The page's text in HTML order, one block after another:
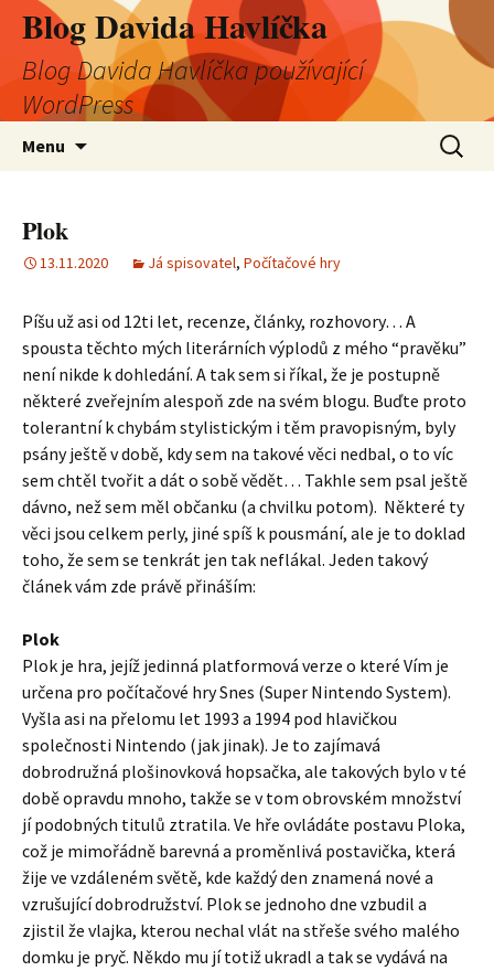
Blog Davida Havlíčka
Blog Davida Havlíčka používající
WordPress
Menu
Plok
13.11.2020 Já spisovatel, Počítačové hry
Píšu už asi od 12ti let, recenze, články, rozhovory… A
spousta těchto mých literárních výplodů z mého “pravěku”
není nikde k dohledání. A tak sem si říkal, že je postupně
některé zveřejním alespoň zde na svém blogu. Buďte proto
tolerantní k chybám stylistickým i těm pravopisným, byly
psány ještě v době, kdy sem na takové věci nedbal, o to víc
sem chtěl tvořit a dát o sobě vědět… Takhle sem psal ještě
dávno, než sem měl občanku (a chvilku potom). Některé ty
věci jsou celkem perly, jiné spíš k pousmání, ale je to doklad
toho, že sem se tenkrát jen tak neflákal. Jeden takový
článek vám zde právě přináším:
Plok
Plok je hra, jejíž jedinná platformová verze o které Vím je
určena pro počítačové hry Snes (Super Nintendo System).
Vyšla asi na přelomu let 1993 a 1994 pod hlavičkou
společnosti Nintendo (jak jinak). Je to zajímavá
dobrodružná plošinovková hopsačka, ale takových bylo v té
době opravdu mnoho, takže se v tom obrovském množství
jí podobných titulů ztratila. Ve hře ovládáte postavu Ploka,
což je mimořádně barevná a proměnlivá postavička, která
žije ve vzdáleném světě, kde každý den znamená nové a
vzrušující dobrodružství. Plok se jednoho dne vzbudil a
zjistil že vlajka, kterou nechal vlát na střeše svého malého
domku je pryč. Někdo mu jí totiž ukradl a tak se vydává na